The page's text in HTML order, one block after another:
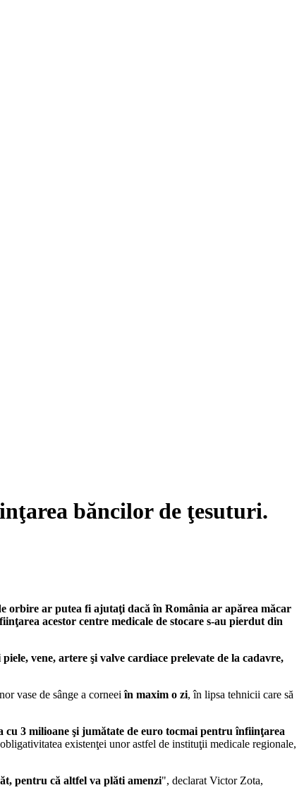
băncilor de ţesuturi.
orbire ar putea fi ajutaţi dacă în România ar apărea măcar
acestor centre medicale de stocare s-au pierdut din
vene, artere şi valve cardiace prelevate de la cadavre,
vase de sânge a corneeiîn maxim o zi, în lipsa tehnicii care să
3 milioane şi jumătate de euro tocmai pentru înfiinţarea
existenţei unor astfel de instituţii medicale regionale,
pentru că altfel va plăti amenzi", declarat Victor Zota,